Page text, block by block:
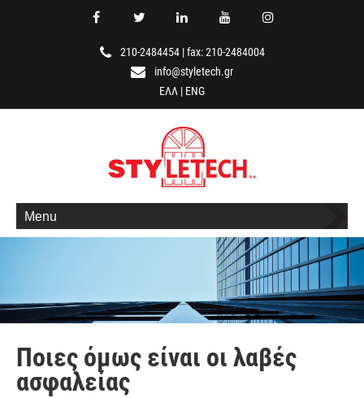
210-2484454|fax: 210-2484004
info@styletech.gr
ΕΛΛ | ENG
Menu
Ποιες όμως είναι οι λαβές
ασφαλείας